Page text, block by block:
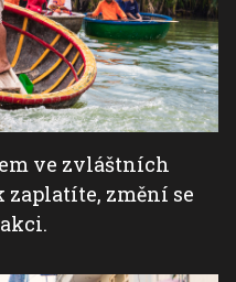
ve zvláštních
změní se